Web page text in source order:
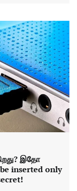
இதோ
inserted only